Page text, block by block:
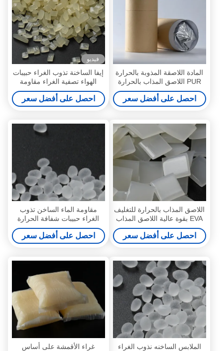
المادة اللاصقة المذوبة بالحرارة
PUR اللاصق المذاب بالحرارة
PUR 9009-54-5
احصل على أفضل سعر
فيديو
إيفا الساخنة تذوب الغراء حبيبات
الهواء تصفية الغراء مقاومة
الطقس
احصل على أفضل سعر
اللاصق المذاب بالحرارة للتغليف
EVA بقوة عالية اللاصق المذاب
بالحرارة Pur
احصل على أفضل سعر
مقاومة الماء الساخن تذوب
الغراء حبيبات شفافة الحرارة
النسيج الغراء
احصل على أفضل سعر
الملابس الساخنه نذوب الغراء
غراء الأقمشة على أساس